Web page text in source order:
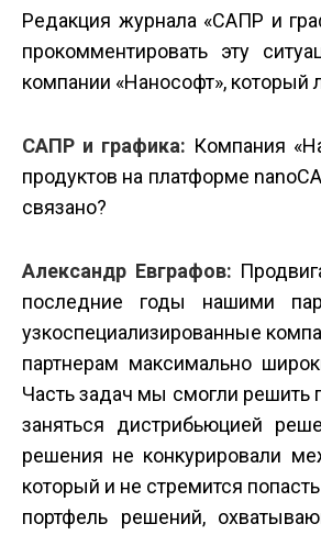
Редакция журнала «САПР и
прокомментировать эту
компании «Нанософт», который
САПР и графика: Компания
продуктов на платформе
связано?
Александр Евграфов:
последние годы нашими
узкоспециализированные
партнерам максимально
Часть задач мы смогли решить
заняться дистрибьюцией
решения не конкурировали
который и не стремится
портфель решений,